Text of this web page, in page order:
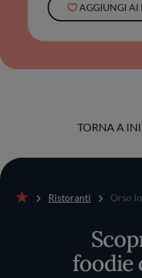
AGGIUNGI AI
TORNA A
Ristoranti Orso
foodie